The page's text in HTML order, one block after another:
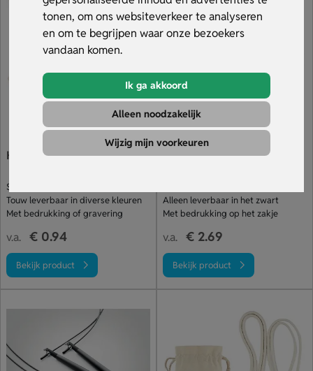
tonen, om ons websiteverkeer te analyseren
en om te begrijpen waar onze bezoekers
vandaan komen.
Ik ga akkoord
Alleen noodzakelijk
Wijzig mijn voorkeuren
springtouwen. Bestel snel.
Houten springtouw
Springtouw met houten handvat
Touw leverbaar in diverse kleuren
Met bedrukking of gravering
v.a. € 0.94
Bekijk product
Sport springtouw in RPET
Alleen leverbaar in het zwart
Met bedrukking op het zakje
v.a. € 2.69
Bekijk product